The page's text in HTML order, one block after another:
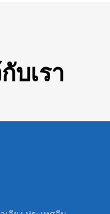
บเรา